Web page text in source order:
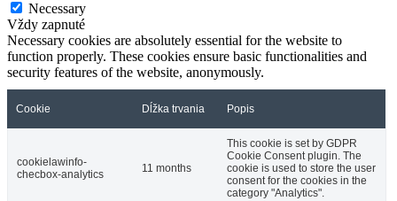
Necessary
Vždy zapnuté
Necessary cookies are absolutely essential for the website to
function properly. These cookies ensure basic functionalities and
security features of the website, anonymously.
Cookie Dĺžka trvania Popis
cookielawinfo-
checbox-analytics
11 months
This cookie is set by GDPR
Cookie Consent plugin. The
cookie is used to store the user
consent for the cookies in the
category "Analytics".